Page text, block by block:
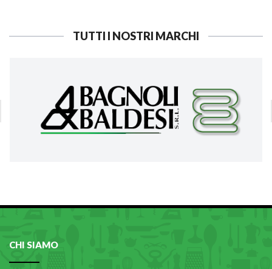
TUTTI I NOSTRI MARCHI
CHI SIAMO